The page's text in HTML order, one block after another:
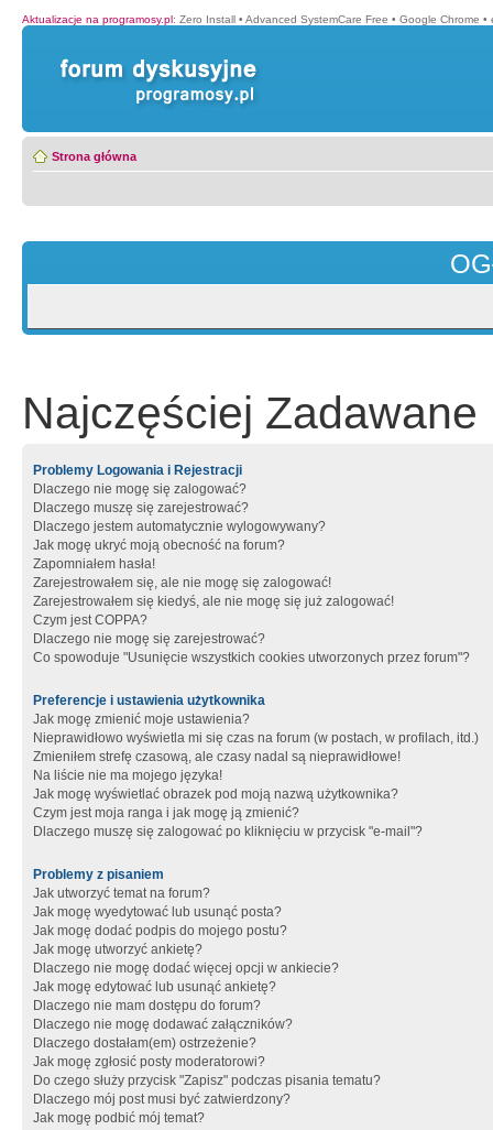
Aktualizacje na programosy.pl: Zero Install • Advanced SystemCare Free • Google Chrome •
Strona główna
Najczęściej Zadawane
Problemy Logowania i Rejestracji
Dlaczego nie mogę się zalogować?
Dlaczego muszę się zarejestrować?
Dlaczego jestem automatycznie wylogowywany?
Jak mogę ukryć moją obecność na forum?
Zapomniałem hasła!
Zarejestrowałem się, ale nie mogę się zalogować!
Zarejestrowałem się kiedyś, ale nie mogę się już zalogować!
Czym jest COPPA?
Dlaczego nie mogę się zarejestrować?
Co spowoduje "Usunięcie wszystkich cookies utworzonych przez forum"?
Preferencje i ustawienia użytkownika
Jak mogę zmienić moje ustawienia?
Nieprawidłowo wyświetla mi się czas na forum (w postach, w profilach, itd.)
Zmieniłem strefę czasową, ale czasy nadal są nieprawidłowe!
Na liście nie ma mojego języka!
Jak mogę wyświetlać obrazek pod moją nazwą użytkownika?
Czym jest moja ranga i jak mogę ją zmienić?
Dlaczego muszę się zalogować po kliknięciu w przycisk "e-mail"?
Problemy z pisaniem
Jak utworzyć temat na forum?
Jak mogę wyedytować lub usunąć posta?
Jak mogę dodać podpis do mojego postu?
Jak mogę utworzyć ankietę?
Dlaczego nie mogę dodać więcej opcji w ankiecie?
Jak mogę edytować lub usunąć ankietę?
Dlaczego nie mam dostępu do forum?
Dlaczego nie mogę dodawać załączników?
Dlaczego dostałam(em) ostrzeżenie?
Jak mogę zgłosić posty moderatorowi?
Do czego służy przycisk "Zapisz" podczas pisania tematu?
Dlaczego mój post musi być zatwierdzony?
Jak mogę podbić mój temat?